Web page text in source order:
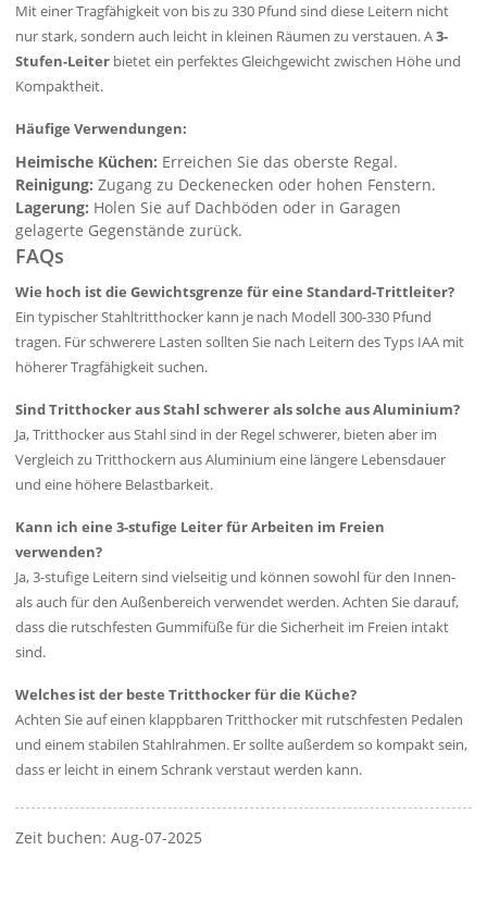
Mit einer Tragfähigkeit von bis zu 330 Pfund sind diese Leitern nicht
nur stark, sondern auch leicht in kleinen Räumen zu verstauen. A3-
Stufen-Leiter bietet ein perfektes Gleichgewicht zwischen Höhe und
Kompaktheit.
Häufige Verwendungen:
Heimische Küchen: Erreichen Sie das oberste Regal.
Reinigung: Zugang zu Deckenecken oder hohen Fenstern.
Lagerung: Holen Sie auf Dachböden oder in Garagen
gelagerte Gegenstände zurück.
FAQs
Wie hoch ist die Gewichtsgrenze für eine Standard-Trittleiter?
Ein typischer Stahltritthocker kann je nach Modell 300-330 Pfund
tragen. Für schwerere Lasten sollten Sie nach Leitern des Typs IAA mit
höherer Tragfähigkeit suchen.
Sind Tritthocker aus Stahl schwerer als solche aus Aluminium?
Ja, Tritthocker aus Stahl sind in der Regel schwerer, bieten aber im
Vergleich zu Tritthockern aus Aluminium eine längere Lebensdauer
und eine höhere Belastbarkeit.
Kann ich eine 3-stufige Leiter für Arbeiten im Freien
verwenden?
Ja, 3-stufige Leitern sind vielseitig und können sowohl für den Innen-
als auch für den Außenbereich verwendet werden. Achten Sie darauf,
dass die rutschfesten Gummifüße für die Sicherheit im Freien intakt
sind.
Welches ist der beste Tritthocker für die Küche?
Achten Sie auf einen klappbaren Tritthocker mit rutschfesten Pedalen
und einem stabilen Stahlrahmen. Er sollte außerdem so kompakt sein,
dass er leicht in einem Schrank verstaut werden kann.
Zeit buchen: Aug-07-2025